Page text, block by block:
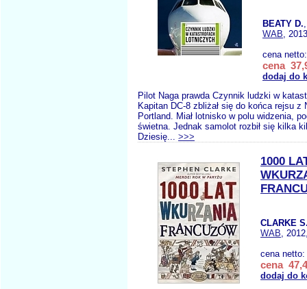
BEATY D.
WAB,
cena
cena
dodaj do
Pilot Naga prawda Czynnik ludzki w
Kapitan DC-8 zbliżał się do końca rejsu z
Portland. Miał lotnisko w polu widzenia,
świetna. Jednak samolot rozbił się kilka
Dziesię... >>>
1000
CLARKE
WAB,
cena netto:
cena
dodaj do